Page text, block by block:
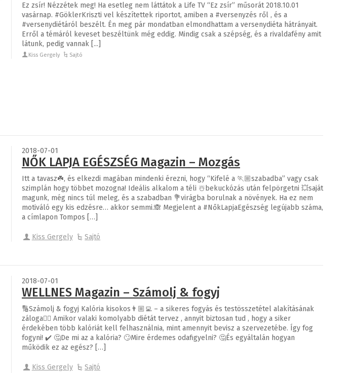
Ez zsír! Nézzétek meg! Ha esetleg nem láttátok a Life TV “Ez zsír” műsorát 2018.10.01
vasárnap. #GöklerKriszti vel készítettek riportot, amiben a #versenyzés ről , és a
#versenydiétáról beszélt. Én meg pár mondatban elmondhattam a versenydiéta hátrányait.
Erről a témáról keveset beszéltünk még eddig. Mindig csak a szépség, és a rivaldafény amit
látunk, pedig vannak [...]
Kiss Gergely Sajtó
2018-07-01
NŐK LAPJA EGÉSZSÉG Magazin – Mozgás
Itt a tavasz☘️, és elkezdi magában mindenki érezni, hogy “Kifelé a 🏃🏼szabadba” vagy csak
szimplán hogy többet mozogna! Ideális alkalom a téli ☃️bekuckózás után felpörgetni 💥saját
magunk, még nincs túl meleg, és a szabadban 💐virágba borulnak a növények. Ha ez nem
motiváló egy kis edzésre… akkor semmi.🙈 Megjelent a #NőkLapjaEgészség legújabb száma,
a címlapon Tompos […]
Kiss Gergely Sajtó
2018-07-01
WELLNES Magazin – Számolj & fogyj
🔢Számolj & fogyj Kalória kisokos👨🏼‍💻 – a sikeres fogyás és testösszetétel alakításának
záloga👌🏻 Amikor valaki komolyabb diétát tervez , annyit biztosan tud , hogy a siker
érdekében több kalóriát kell felhasználnia, mint amennyit bevisz a szervezetébe. Így fog
fogyni! ✔️ 🤔De mi az a kalória? 🙄Mire érdemes odafigyelni? 🤔És egyáltalán hogyan
működik ez az egész? […]
Kiss Gergely Sajtó